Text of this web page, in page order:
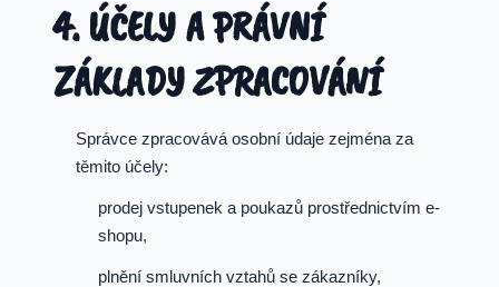
4. ÚČELY A PRÁVNÍ
ZÁKLADY ZPRACOVÁNÍ
Správce zpracovává osobní údaje zejména za
těmito účely:
prodej vstupenek a poukazů prostřednictvím e-
shopu,
plnění smluvních vztahů se zákazníky,